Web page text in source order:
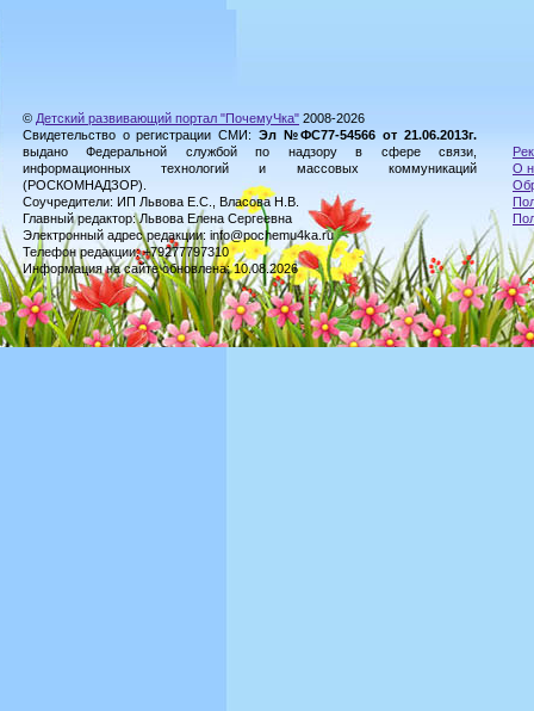
© Детский развивающий портал "ПочемуЧка" 2008-2026
Свидетельство о регистрации СМИ: Эл №ФС77-54566 от 21.06.2013г.
выдано Федеральной службой по надзору в сфере связи,
информационных технологий и массовых коммуникаций
(РОСКОМНАДЗОР).
Соучредители: ИП Львова Е.С., Власова Н.В.
Главный редактор: Львова Елена Сергеевна
Электронный адрес редакции: info@pochemu4ka.ru
Телефон редакции: +79277797310
Информация на сайте обновлена: 10.08.2026
О